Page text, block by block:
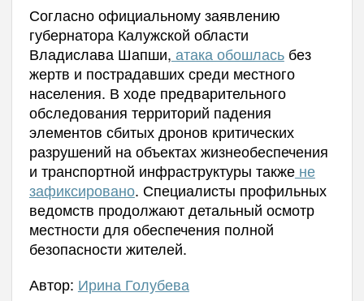
Согласно официальному заявлению
губернатора Калужской области
Владислава Шапши, атака обошласьбез
жертв и пострадавших среди местного
населения. В ходе предварительного
обследования территорий падения
элементов сбитых дронов критических
разрушений на объектах жизнеобеспечения
и транспортной инфраструктуры такжене
зафиксировано. Специалисты профильных
ведомств продолжают детальный осмотр
местности для обеспечения полной
безопасности жителей.
Автор: Ирина Голубева